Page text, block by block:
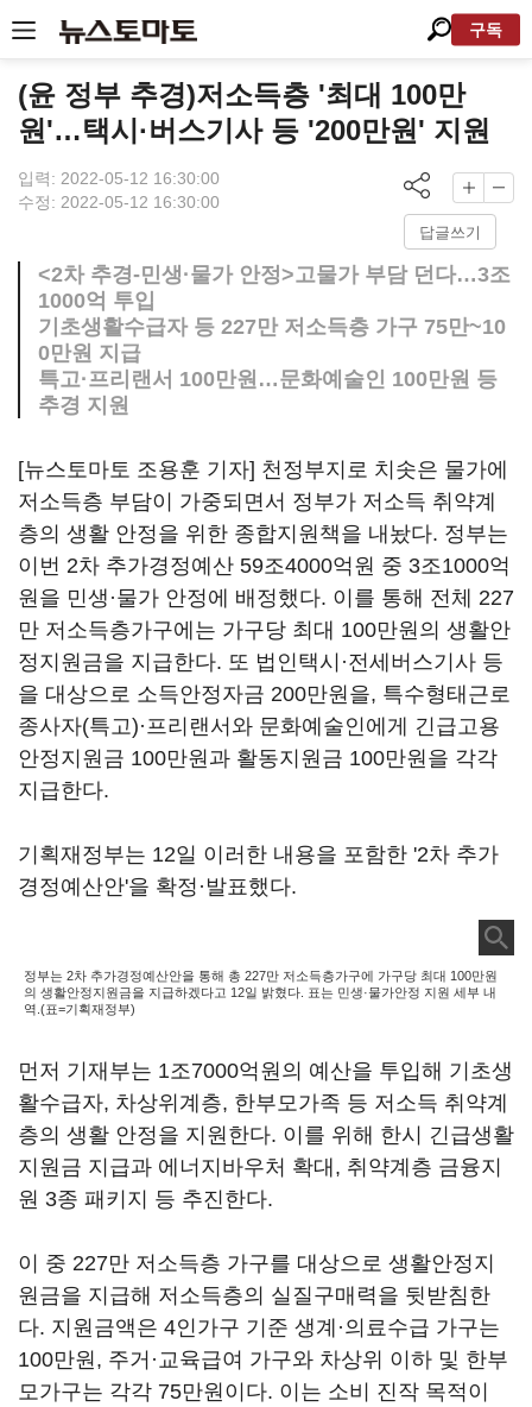
구독
(윤 정부 추경)저소득층 '최대 100만
원'…택시·버스기사 등 '200만원' 지원
입력: 2022-05-12 16:30:00
수정: 2022-05-12 16:30:00
답글쓰기
<2차 추경-민생·물가 안정>고물가 부담 던다…3조
1000억 투입
기초생활수급자 등 227만 저소득층 가구 75만~10
0만원 지급
특고·프리랜서 100만원…문화예술인 100만원 등
추경 지원
[뉴스토마토 조용훈 기자] 천정부지로 치솟은 물가에
저소득층 부담이 가중되면서 정부가 저소득 취약계
층의 생활 안정을 위한 종합지원책을 내놨다. 정부는
이번 2차 추가경정예산 59조4000억원 중 3조1000억
원을 민생·물가 안정에 배정했다. 이를 통해 전체 227
만 저소득층가구에는 가구당 최대 100만원의 생활안
정지원금을 지급한다. 또 법인택시·전세버스기사 등
을 대상으로 소득안정자금 200만원을, 특수형태근로
종사자(특고)·프리랜서와 문화예술인에게 긴급고용
안정지원금 100만원과 활동지원금 100만원을 각각
지급한다.
기획재정부는 12일 이러한 내용을 포함한 '2차 추가
경정예산안'을 확정·발표했다.
정부는 2차 추가경정예산안을 통해 총 227만 저소득층가구에 가구당 최대 100만원
의 생활안정지원금을 지급하겠다고 12일 밝혔다. 표는 민생·물가안정 지원 세부 내
역.(표=기획재정부)
먼저 기재부는 1조7000억원의 예산을 투입해 기초생
활수급자, 차상위계층, 한부모가족 등 저소득 취약계
층의 생활 안정을 지원한다. 이를 위해 한시 긴급생활
지원금 지급과 에너지바우처 확대, 취약계층 금융지
원 3종 패키지 등 추진한다.
이 중 227만 저소득층 가구를 대상으로 생활안정지
원금을 지급해 저소득층의 실질구매력을 뒷받침한
다. 지원금액은 4인가구 기준 생계·의료수급 가구는
100만원, 주거·교육급여 가구와 차상위 이하 및 한부
모가구는 각각 75만원이다. 이는 소비 진작 목적이